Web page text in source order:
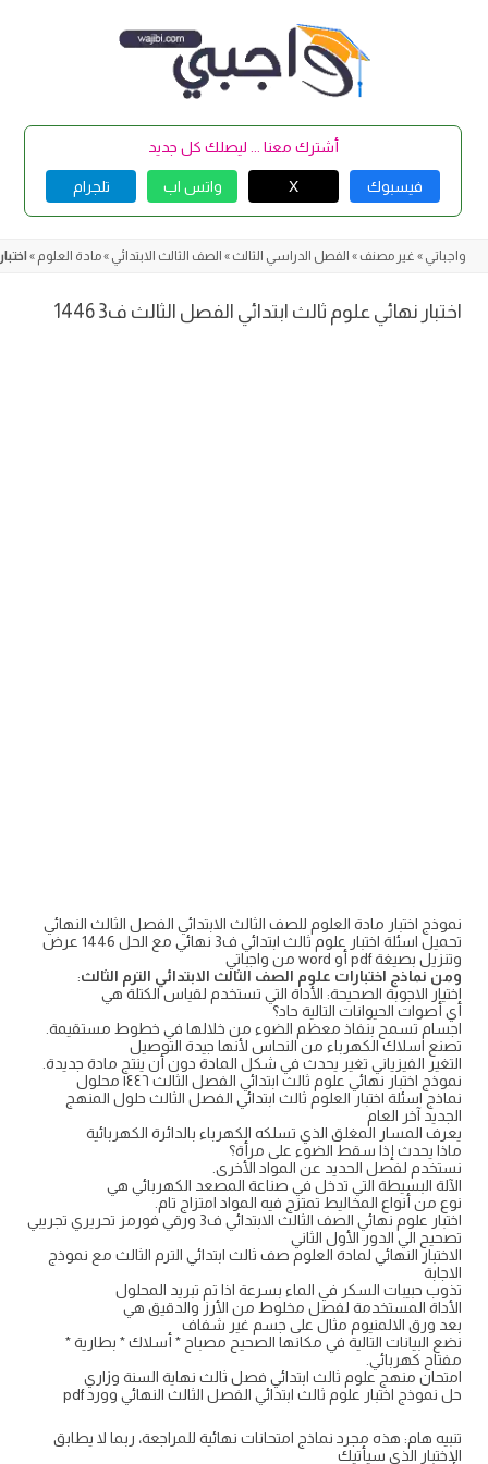
أشترك معنا ... ليصلك كل جديد
فيسبوك X واتس اب تلجرام
واجباتي » غير مصنف » الفصل الدراسي الثالث » الصف الثالث الابتدائي »مادة العلوم »
اختبار نهائي علوم ثالث ابتدائي الفصل الثالث ف3 1446
نموذج اختبار مادة العلوم للصف الثالث الابتدائي الفصل الثالث النهائي
تحميل اسئلة اختبار علوم ثالث ابتدائي ف3 نهائي مع الحل 1446 عرض
وتنزيل بصيغة pdf أو word من واجباتي
ومن نماذج اختبارات علوم الصف الثالث الابتدائي الترم الثالث:
اختيار الاجوبة الصحيحة: الأداة التي تستخدم لقياس الكتلة هي
أي أصوات الحيوانات التالية حاد؟
اجسام تسمح بنفاذ معظم الضوء من خلالها في خطوط مستقيمة.
تصنع اسلاك الكهرباء من النحاس لأنها جيدة التوصيل
التغير الفيزياني تغير يحدث في شكل المادة دون أن ينتج مادة جديدة.
نموذج اختبار نهائي علوم ثالث ابتدائي الفصل الثالث ١٤٤٦ محلول
نماذج اسئلة اختبار العلوم ثالث ابتدائي الفصل الثالث حلول المنهج
الجديد آخر العام
يعرف المسار المغلق الذي تسلكه الكهرباء بالدائرة الكهربائية
ماذا يحدث إذا سقط الضوء على مرأة؟
نستخدم لفصل الحديد عن المواد الأخرى.
الآلة البسيطة التي تدخل في صناعة المصعد الكهربائي هي
نوع من أنواع المخاليط تمتزج فيه المواد امتزاج تام.
اختبار علوم نهائي الصف الثالث الابتدائي ف3 ورقي فورمز تحريري تجريبي
تصحيح الي الدور الأول الثاني
الاختبار النهائي لمادة العلوم صف ثالث ابتدائي الترم الثالث مع نموذج
الاجابة
تذوب حبيبات السكر في الماء بسرعة اذا تم تبريد المحلول
الأداة المستخدمة لفصل مخلوط من الأرز والدقيق هي
بعد ورق الالمنيوم مثال على جسم غير شفاف
نضع البيانات التالية في مكانها الصحيح مصباح * أسلاك * بطارية *
مفتاح كهربائي.
امتحان منهج علوم ثالث ابتدائي فصل ثالث نهاية السنة وزاري
حل نموذج اختبار علوم ثالث ابتدائي الفصل الثالث النهائي وورد pdf
تنبيه هام: هذه مجرد نماذج امتحانات نهائية للمراجعة، ربما لا يطابق
الإختبار الذي سيأتيك